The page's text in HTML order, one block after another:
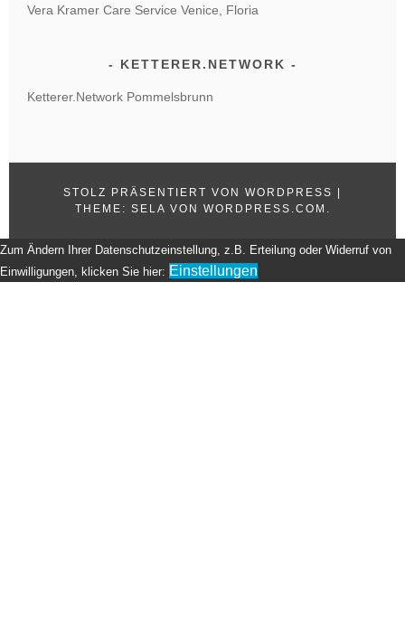
Vera Kramer Care Service Venice, Floria
KETTERER.NETWORK
Ketterer.Network Pommelsbrunn
STOLZ PRÄSENTIERT VON WORDPRESS
THEME: SELA VON WORDPRESS.COM .
Zum Ändern Ihrer Datenschutzeinstellung, z.B. Erteilung oder Widerruf von
Einwilligungen, klicken Sie hier: Einstellungen